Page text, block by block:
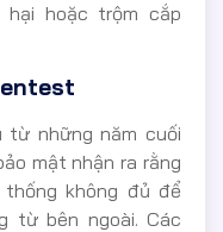
hoặc trộm cắp
từ những năm cuối
mật nhận ra rằng
không đủ để
từ bên ngoài. Các